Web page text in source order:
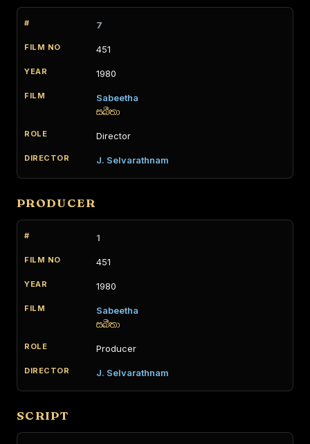
7
451
1980
Sabeetha
සබීතා
Director
J. Selvarathnam
PRODUCER
1
451
1980
Sabeetha
සබීතා
Producer
J. Selvarathnam
SCRIPT